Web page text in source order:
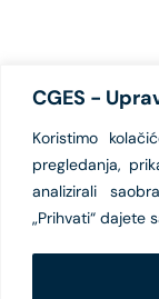
CGES -
Koristimo
pregledanja,
analizirali
„Prihvati“ dajete